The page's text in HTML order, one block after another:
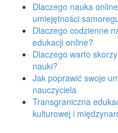
Dlaczego nauka
umiejętności
Dlaczego codzienne
edukacji online?
Dlaczego warto
nauki?
Jak poprawić swoje
nauczyciela
Transgraniczna
kulturowej i